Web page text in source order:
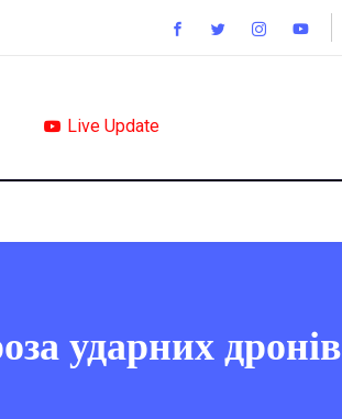
Live Update
ударних дронів